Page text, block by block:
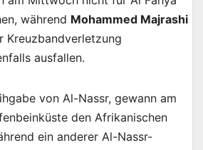
während Mohammed Majrashi
Kreuzbandverletzung
ausfallen.
von Al-Nassr, gewann am
den Afrikanischen
ein anderer Al-Nassr-